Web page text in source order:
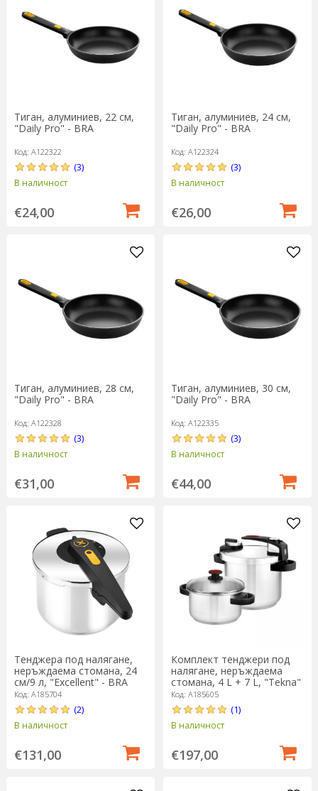
Тиган, алуминиев, 22 см,
"Daily Pro" - BRA
Код: A122322
(3)
В наличност
€24,00
Тиган, алуминиев, 24 см,
"Daily Pro" - BRA
Код: A122324
(3)
В наличност
€26,00
Тиган, алуминиев, 28 см,
"Daily Pro" - BRA
Код: A122328
(3)
В наличност
€31,00
Тиган, алуминиев, 30 см,
"Daily Pro" - BRA
Код: A122335
(3)
В наличност
€44,00
Тенджера под налягане,
неръждаема стомана, 24
см/9 л, "Excellent" - BRA
Код: A185704
(2)
В наличност
€131,00
Комплект тенджери под
налягане, неръждаема
стомана, 4 L + 7 L, "Tekna"
- BRA
Код: A185605
(1)
В наличност
€197,00